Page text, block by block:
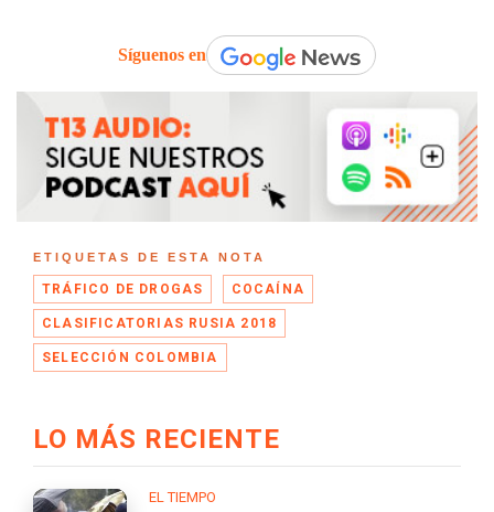
Síguenos en
ETIQUETAS DE ESTA NOTA
TRÁFICO DE DROGAS COCAÍNA
CLASIFICATORIAS RUSIA 2018
SELECCIÓN COLOMBIA
LO MÁS RECIENTE
EL TIEMPO